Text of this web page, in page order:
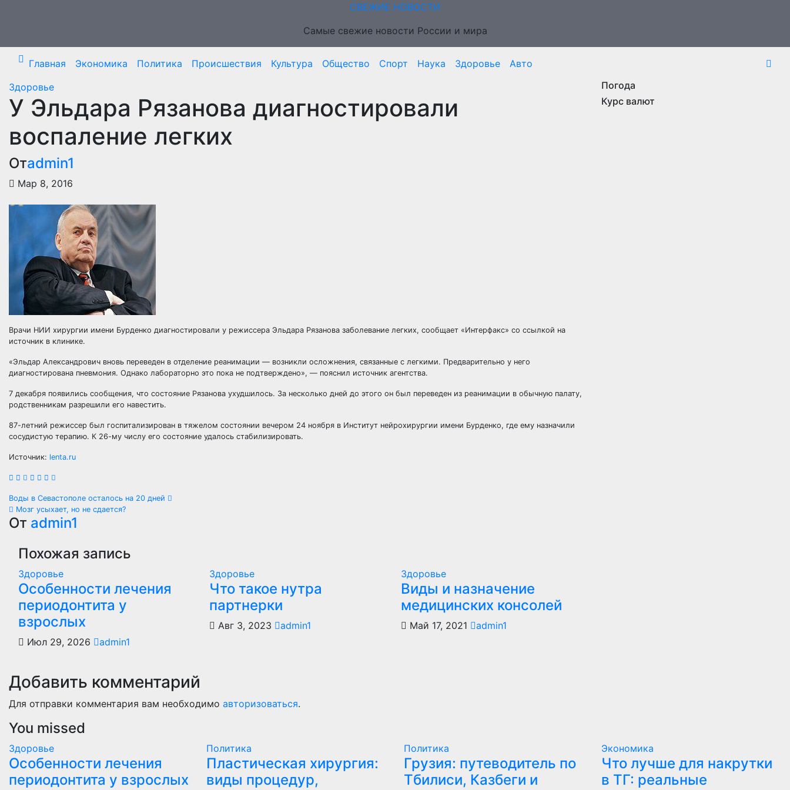
СВЕЖИЕ НОВОСТИ
Самые свежие новости России и мира
Главная Экономика Политика Происшествия Культура Общество Спорт Наука Здоровье
Авто
Здоровье
У Эльдара Рязанова диагностировали
воспаление легких
Отadmin1
Мар 8, 2016
Врачи НИИ хирургии имени Бурденко диагностировали у режиссера Эльдара Рязанова заболевание легких, сообщает «Интерфакс» со ссылкой на
источник в клинике.
«Эльдар Александрович вновь переведен в отделение реанимации — возникли осложнения, связанные с легкими. Предварительно у него
диагностирована пневмония. Однако лабораторно это пока не подтверждено», — пояснил источник агентства.
7 декабря появились сообщения, что состояние Рязанова ухудшилось. За несколько дней до этого он был переведен из реанимации в обычную палату,
родственникам разрешили его навестить.
87-летний режиссер был госпитализирован в тяжелом состоянии вечером 24 ноября в Институт нейрохирургии имени Бурденко, где ему назначили
сосудистую терапию. К 26-му числу его состояние удалось стабилизировать.
Источник: lenta.ru
Навигация
по
записям
Воды в Севастополе осталось на 20 дней
Мозг усыхает, но не сдается?
От admin1
Похожая запись
Здоровье
Особенности лечения
периодонтита у
взрослых
Июл 29, 2026 admin1
Здоровье
Что такое нутра
партнерки
Авг 3, 2023 admin1
Здоровье
Виды и назначение
медицинских консолей
Май 17, 2021 admin1
Добавить комментарий
Для отправки комментария вам необходимо авторизоваться.
Погода
Курс валют
You missed
Здоровье
Особенности лечения
периодонтита у взрослых
Политика
Пластическая хирургия:
виды процедур,
Политика
Грузия: путеводитель по
Тбилиси, Казбеги и
Экономика
Что лучше для накрутки
в ТГ: реальные